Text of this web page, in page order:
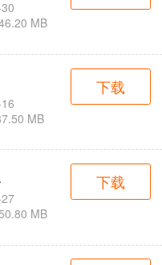
MB
MB
下载
MB
下载